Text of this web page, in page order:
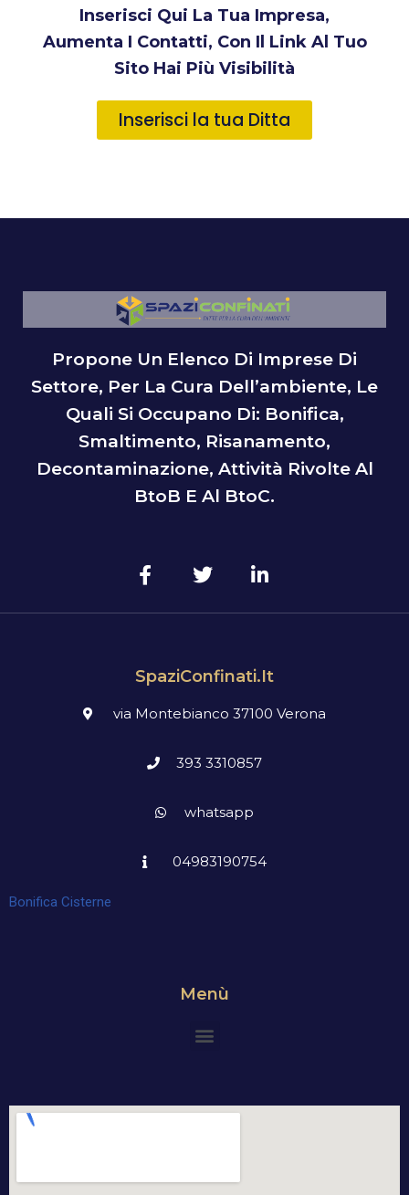
Inserisci Qui La Tua Impresa,
Aumenta I Contatti, Con Il Link Al Tuo
Sito Hai Più Visibilità
Inserisci la tua Ditta
Propone Un Elenco Di Imprese Di
Settore, Per La Cura Dell’ambiente, Le
Quali Si Occupano Di: Bonifica,
Smaltimento, Risanamento,
Decontaminazione, Attività Rivolte Al
BtoB E Al BtoC.
SpaziConfinati.it
via Montebianco 37100 Verona
393 3310857
whatsapp
04983190754
Bonifica Cisterne
Menù